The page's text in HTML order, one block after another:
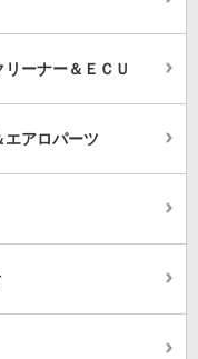
ーナー＆ＥＣＵ
エアロパーツ